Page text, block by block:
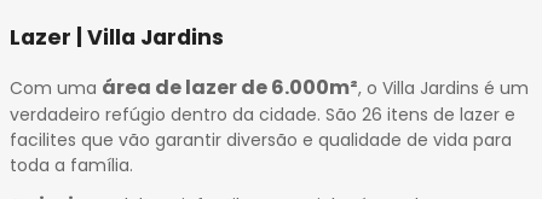
Lazer | Villa Jardins
Com uma área de lazer de 6.000m², o Villa Jardins é um
verdadeiro refúgio dentro da cidade. São 26 itens de lazer e
facilites que vão garantir diversão e qualidade de vida para
toda a família.